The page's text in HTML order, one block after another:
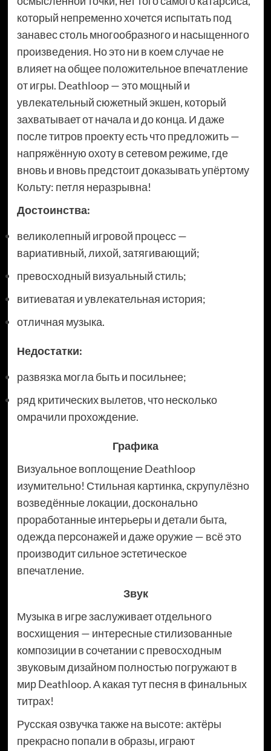
который непременно хочется испытать под
занавес столь многообразного и насыщенного
произведения. Но это ни в коем случае не
влияет на общее положительное впечатление
от игры. Deathloop — это мощный и
увлекательный сюжетный экшен, который
захватывает от начала и до конца. И даже
после титров проекту есть что предложить —
напряжённую охоту в сетевом режиме, где
вновь и вновь предстоит доказывать упёртому
Кольту: петля неразрывна!
Достоинства:
великолепный игровой процесс —
вариативный, лихой, затягивающий;
превосходный визуальный стиль;
витиеватая и увлекательная история;
отличная музыка.
Недостатки:
развязка могла быть и посильнее;
ряд критических вылетов, что несколько
омрачили прохождение.
Графика
Визуальное воплощение Deathloop
изумительно! Стильная картинка, скрупулёзно
возведённые локации, досконально
проработанные интерьеры и детали быта,
одежда персонажей и даже оружие — всё это
производит сильное эстетическое
впечатление.
Звук
Музыка в игре заслуживает отдельного
восхищения — интересные стилизованные
композиции в сочетании с превосходным
звуковым дизайном полностью погружают в
мир Deathloop. А какая тут песня в финальных
титрах!
Русская озвучка также на высоте: актёры
прекрасно попали в образы, играют